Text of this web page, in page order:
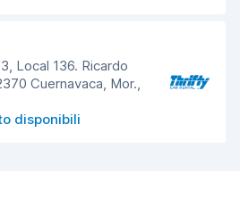
Local 136. Ricardo
Cuernavaca, Mor.,
disponibili